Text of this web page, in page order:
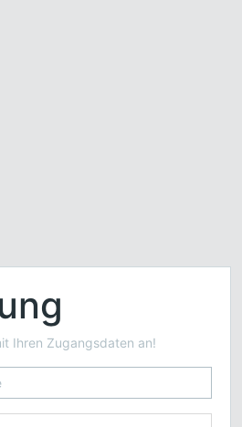
Ihren Zugangsdaten an!